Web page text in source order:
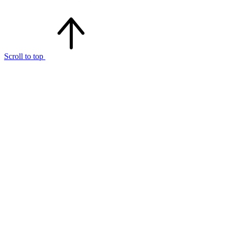
Scroll to top